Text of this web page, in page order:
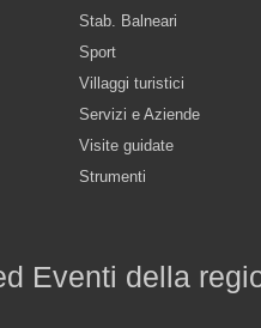
Stab. Balneari
Sport
Villaggi turistici
Servizi e Aziende
Visite guidate
Strumenti
Eventi della